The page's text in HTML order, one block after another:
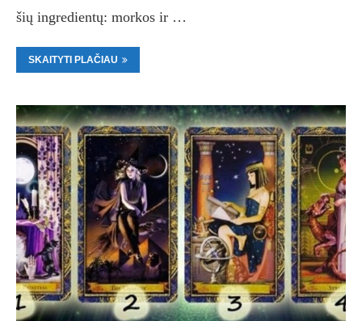
šių ingredientų: morkos ir …
SKAITYTI PLAČIAU